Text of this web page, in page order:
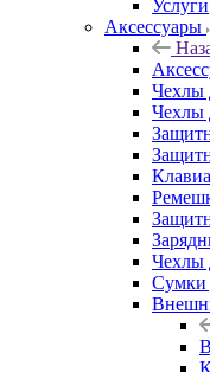
Услуги
Аксессуары
Чехлы
Чехлы
Чехлы
Сумки